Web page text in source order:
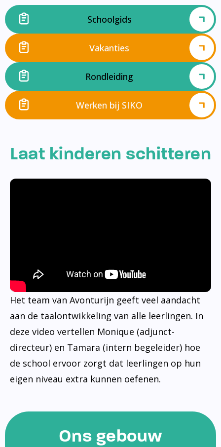
Schoolgids
Vakanties
Rondleiding
Werken bij SIKO
Laat kinderen schitteren
Het team van Avonturijn geeft veel aandacht
aan de taalontwikkeling van alle leerlingen. In
deze video vertellen Monique (adjunct-
directeur) en Tamara (intern begeleider) hoe
de school ervoor zorgt dat leerlingen op hun
eigen niveau extra kunnen oefenen.
Ons gebouw